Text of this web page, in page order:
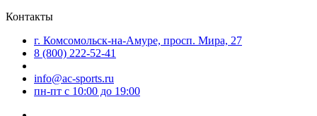
Контакты
г. Комсомольск-на-Амуре, просп. Мира, 27
8 (800) 222-52-41
info@ac-sports.ru
пн-пт c 10:00 до 19:00